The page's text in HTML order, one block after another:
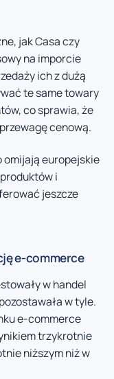
jak Casa czy
na imporcie
ich z dużą
te same towary
co sprawia, że
cenową.
europejskie
i
jeszcze
e-commerce
w handel
w tyle.
e-commerce
trzykrotnie
niższym niż w